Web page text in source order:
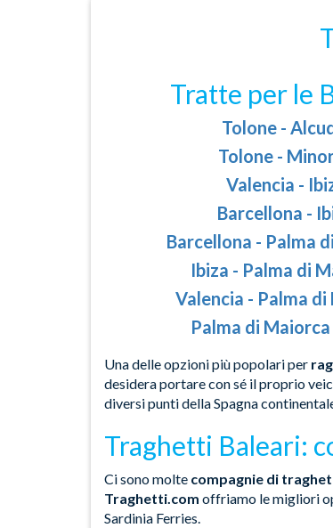
Tratte per le
Tolone -
Tolone -
Valencia -
Barcellona -
Barcellona - Palma
Ibiza - Palma di
Valencia - Palma
Palma di Maiorca
Una delle opzioni più popolari per
desidera portare con sé il proprio
diversi punti della Spagna
Traghetti Baleari:
Ci sono molte compagnie di
Traghetti.com offriamo le migliori
Sardinia Ferries.